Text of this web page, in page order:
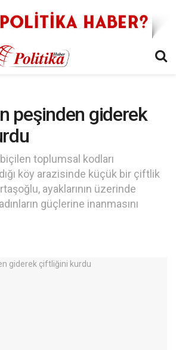
peşinden giderek
toplumsal kodları
köy arazisinde küçük bir çiftlik
ayaklarının üzerinde
güçlerine inanmasını